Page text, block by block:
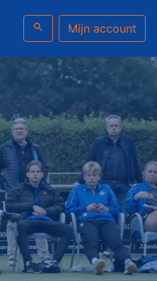
search Mijn account